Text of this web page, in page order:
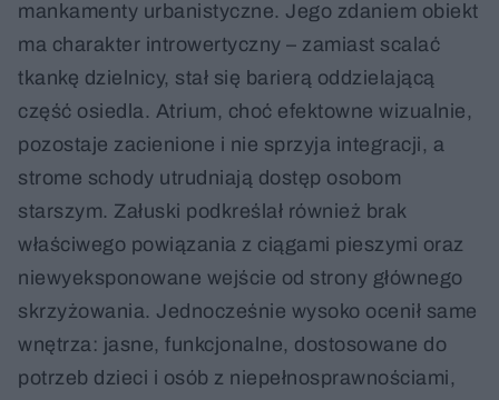
mankamenty urbanistyczne. Jego zdaniem obiekt
ma charakter introwertyczny – zamiast scalać
tkankę dzielnicy, stał się barierą oddzielającą
część osiedla. Atrium, choć efektowne wizualnie,
pozostaje zacienione i nie sprzyja integracji, a
strome schody utrudniają dostęp osobom
starszym. Załuski podkreślał również brak
właściwego powiązania z ciągami pieszymi oraz
niewyeksponowane wejście od strony głównego
skrzyżowania. Jednocześnie wysoko ocenił same
wnętrza: jasne, funkcjonalne, dostosowane do
potrzeb dzieci i osób z niepełnosprawnościami,